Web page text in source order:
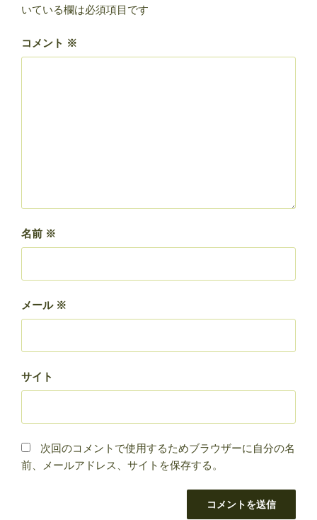
いている欄は必須項目です
コメント ※
名前 ※
メール ※
サイト
次回のコメントで使用するためブラウザーに自分の名
前、メールアドレス、サイトを保存する。